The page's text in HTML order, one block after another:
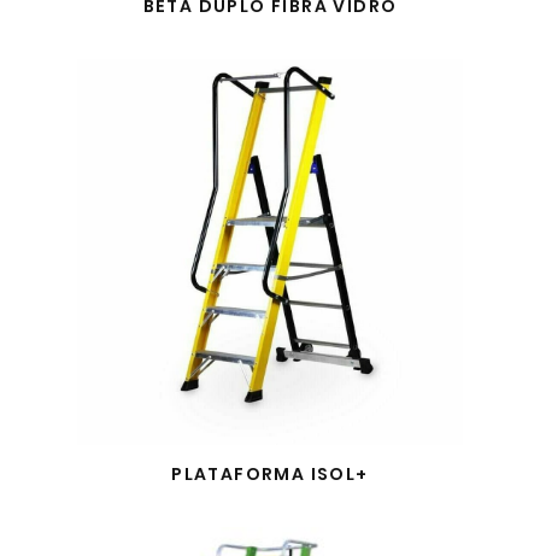
BETA DUPLO FIBRA VIDRO
PLATAFORMA ISOL+